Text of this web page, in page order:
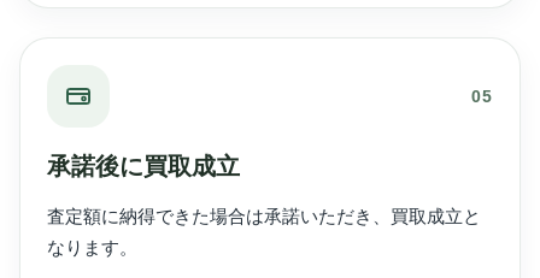
05
承諾後に買取成立
査定額に納得できた場合は承諾いただき、買取成立と
なります。